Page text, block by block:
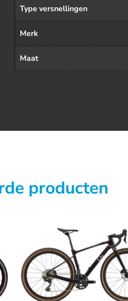
Type versnellingen
Merk
Maat
producten